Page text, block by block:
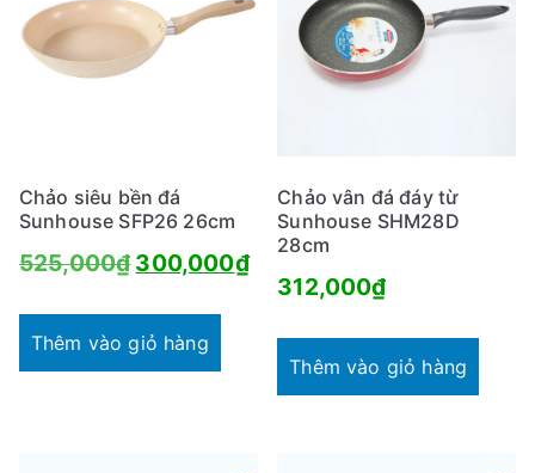
Chảo siêu bền đá
Sunhouse SFP26 26cm
525,000₫Giá
là:
300,000₫Giá
hiện
Thêm vào giỏ hàng
Chảo vân đá đáy từ
Sunhouse SHM28D
28cm
312,000₫
Thêm vào giỏ hàng